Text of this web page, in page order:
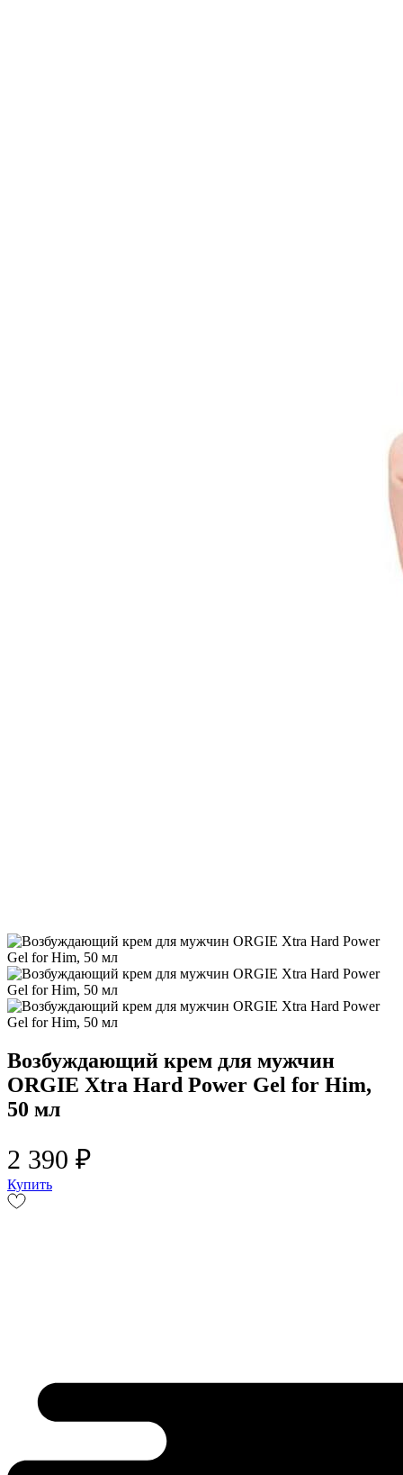
Возбуждающий крем для мужчин
ORGIE Xtra Hard Power Gel for Him,
50 мл
2 390 ₽
Купить